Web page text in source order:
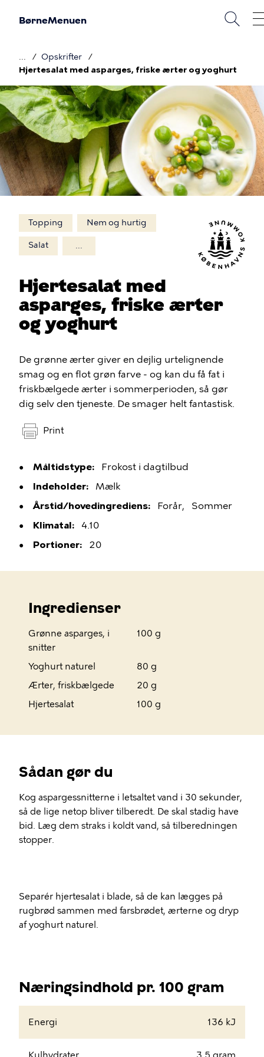
BørneMenuen
Brødkrumme
Opskrifter
Hjertesalat med asparges, friske ærter og yoghurt
Billede
Topping Nem og hurtig
Salat ...
Hjertesalat med
asparges, friske ærter
og yoghurt
De grønne ærter giver en dejlig urtelignende
smag og en flot grøn farve - og kan du få fat i
friskbælgede ærter i sommerperioden, så gør
dig selv den tjeneste. De smager helt fantastisk.
Print
Måltidstype
Frokost i dagtilbud
Indeholder
Mælk
Årstid/hovedingrediens
Forår
Sommer
Klimatal
4.10
Portioner
20
Ingredienser
Grønne asparges, i
snitter
100 g
Yoghurt naturel
80 g
Ærter, friskbælgede
20 g
Hjertesalat
100 g
Sådan gør du
Kog aspargessnitterne i letsaltet vand i 30 sekunder,
så de lige netop bliver tilberedt. De skal stadig have
bid. Læg dem straks i koldt vand, så tilberedningen
stopper.
Separér hjertesalat i blade, så de kan lægges på
rugbrød sammen med farsbrødet, ærterne og dryp
af yoghurt naturel.
Næringsindhold pr. 100 gram
Energi 136 kJ